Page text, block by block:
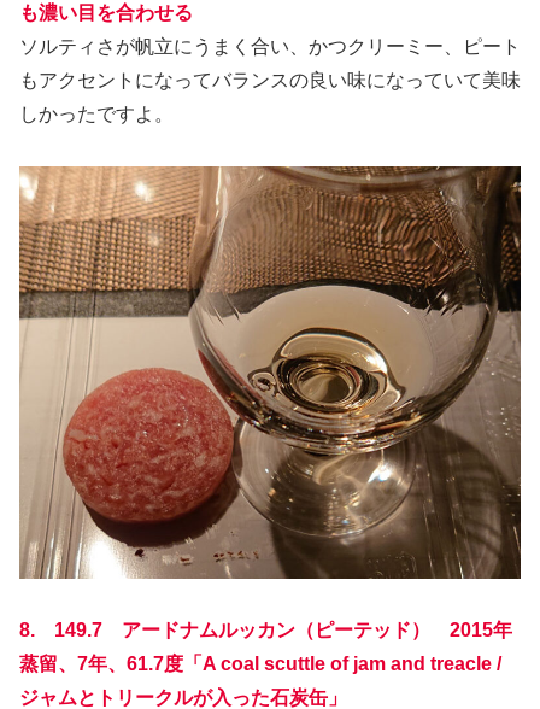
も濃い目を合わせる
ソルティさが帆立にうまく合い、かつクリーミー、ピート
もアクセントになってバランスの良い味になっていて美味
しかったですよ。
8. 149.7 アードナムルッカン（ピーテッド） 2015年
蒸留、7年、61.7度「A coal scuttle of jam and treacle /
ジャムとトリークルが入った石炭缶」